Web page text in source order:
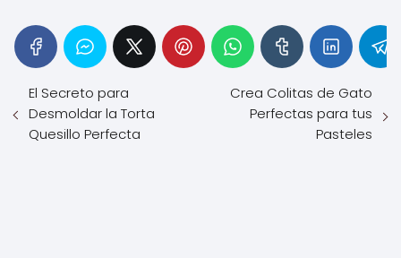
El Secreto para
Desmoldar la Torta
Quesillo Perfecta
Crea Colitas de Gato
Perfectas para tus
Pasteles